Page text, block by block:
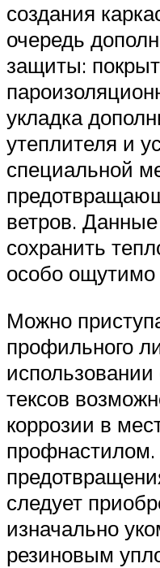
создания
очередь
защиты:
укладка
утеплителя и
специальной
ветров.
сохранить
особо
Можно
профильного
тексов
коррозии в
следует
изначально
резиновым